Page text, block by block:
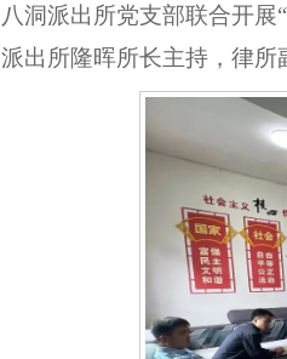
八洞派出所党支部联合开展
派出所隆晖所长主持，律所